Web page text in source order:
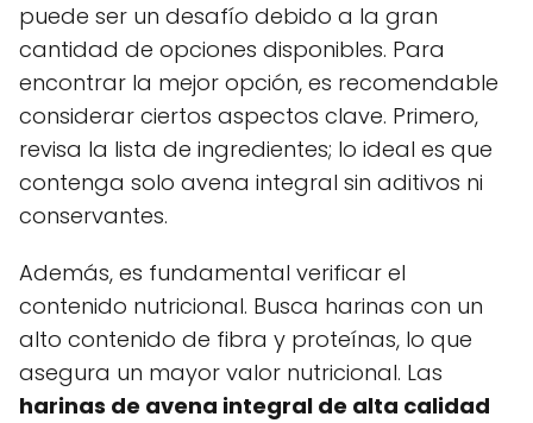
puede ser un desafío debido a la gran
cantidad de opciones disponibles. Para
encontrar la mejor opción, es recomendable
considerar ciertos aspectos clave. Primero,
revisa la lista de ingredientes; lo ideal es que
contenga solo avena integral sin aditivos ni
conservantes.
Además, es fundamental verificar el
contenido nutricional. Busca harinas con un
alto contenido de fibra y proteínas, lo que
asegura un mayor valor nutricional. Las
harinas de avena integral de alta calidad